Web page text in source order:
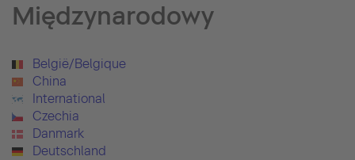
Międzynarodowy
België/Belgique
China
International
Czechia
Danmark
Deutschland